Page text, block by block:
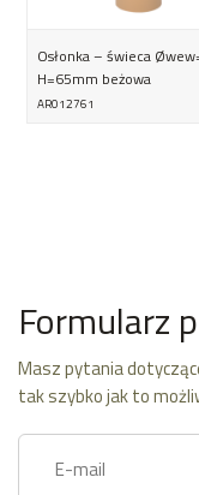
Osłonka – świeca
H=65mm beżowa
AR012761
Formularz
Masz pytania
tak szybko jak to